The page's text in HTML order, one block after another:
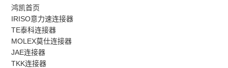
鸿凯首页
IRISO意力速连接器
TE泰科连接器
MOLEX莫仕连接器
JAE连接器
TKK连接器